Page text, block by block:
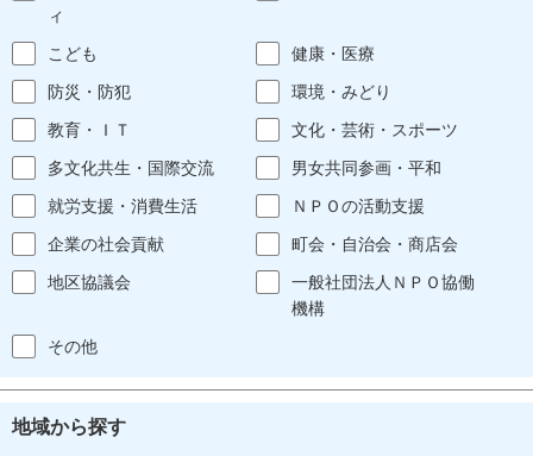
ィ
こども
健康・医療
防災・防犯
環境・みどり
教育・ＩＴ
文化・芸術・スポーツ
多文化共生・国際交流
男女共同参画・平和
就労支援・消費生活
ＮＰＯの活動支援
企業の社会貢献
町会・自治会・商店会
地区協議会
一般社団法人ＮＰＯ協働
機構
その他
地域から探す